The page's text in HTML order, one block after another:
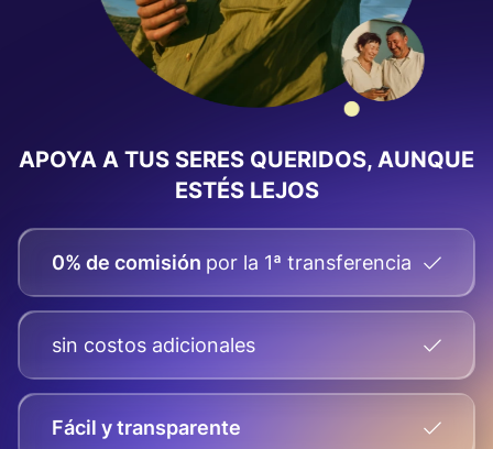
APOYA A TUS SERES QUERIDOS, AUNQUE
ESTÉS LEJOS
0% de comisión por la 1ª transferencia
sin costos adicionales
Fácil y transparente